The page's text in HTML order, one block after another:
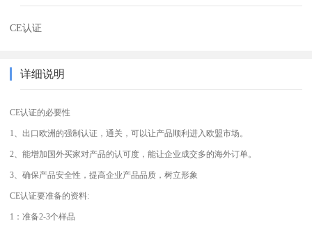
CE认证
详细说明
CE认证的必要性
1、出口欧洲的强制认证，通关，可以让产品顺利进入欧盟市场。
2、能增加国外买家对产品的认可度，能让企业成交多的海外订单。
3、确保产品安全性，提高企业产品品质，树立形象
CE认证要准备的资料:
1：准备2-3个样品